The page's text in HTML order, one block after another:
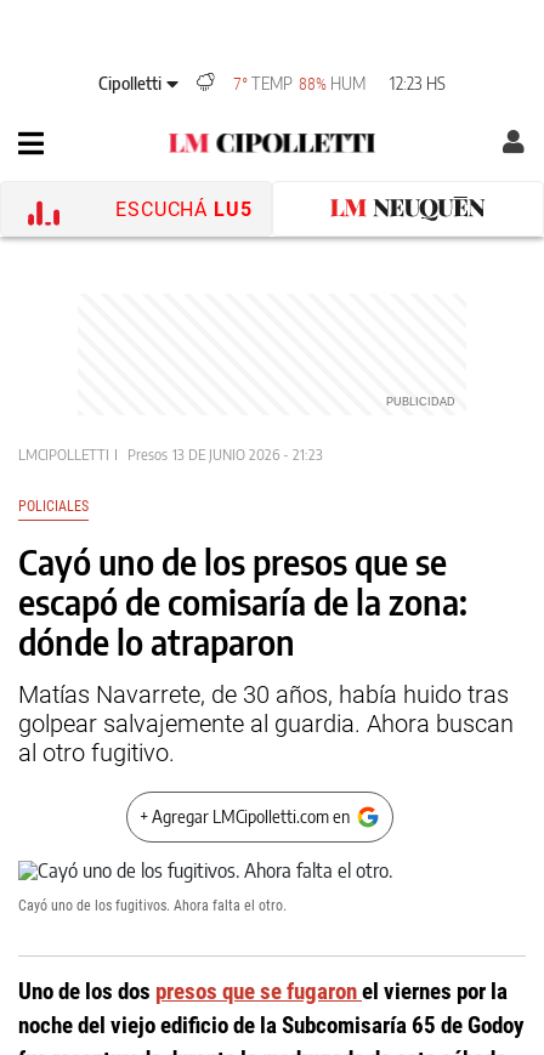
Cipolletti 7° TEMP 88% HUM 12:23 HS
ESCUCHÁ LU5
LMCIPOLLETTI Presos 13 DE JUNIO 2026 - 21:23
POLICIALES
Cayó uno de los presos que se
escapó de comisaría de la zona:
dónde lo atraparon
Matías Navarrete, de 30 años, había huido tras
golpear salvajemente al guardia. Ahora buscan
al otro fugitivo.
+ Agregar LMCipolletti.com en
Cayó uno de los fugitivos. Ahora falta el otro.
Uno de los dos presos que se fugaronel viernes por la
noche del viejo edificio de la Subcomisaría 65 de Godoy